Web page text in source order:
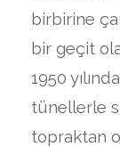
birbirine
bir geçit
1950
tünellerle
topraktan